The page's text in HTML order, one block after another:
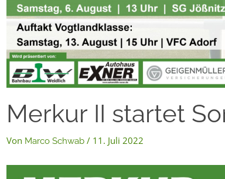
Merkur II startet
Von Marco Schwab / 11. Juli 2022